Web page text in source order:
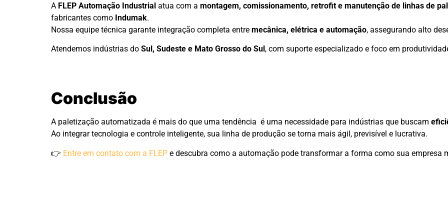
A FLEP Automação Industrial atua com a montagem, comissionamento, retrofit e manutenção de linhas de
fabricantes como Indumak.
Nossa equipe técnica garante integração completa entre mecânica, elétrica e automação, assegurando alto
Atendemos indústrias do Sul, Sudeste e Mato Grosso do Sul, com suporte especializado e foco em
Conclusão
A paletização automatizada é mais do que uma tendência é uma necessidade para indústrias que buscam
Ao integrar tecnologia e controle inteligente, sua linha de produção se torna mais ágil, previsível e lucrativa.
👉 Entre em contato com a FLEP e descubra como a automação pode transformar a forma como sua empresa